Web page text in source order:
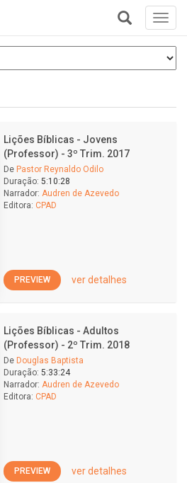
+
Lições Bíblicas - Jovens
(Professor) - 3º Trim. 2017
De Pastor Reynaldo Odilo
Duração: 5:10:28
Narrador: Audren de Azevedo
Editora: CPAD
PREVIEW ver detalhes
Lições Bíblicas - Adultos
(Professor) - 2º Trim. 2018
De Douglas Baptista
Duração: 5:33:24
Narrador: Audren de Azevedo
Editora: CPAD
PREVIEW ver detalhes